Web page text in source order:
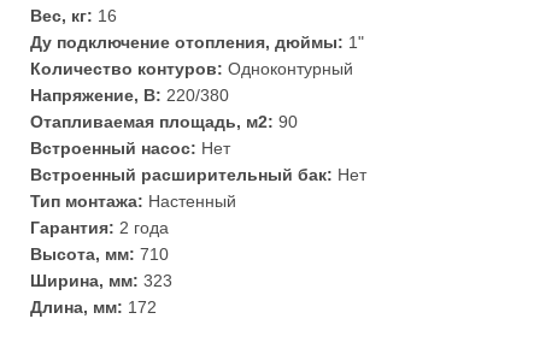
Вес, кг: 16
Ду подключение отопления, дюймы: 1"
Количество контуров: Одноконтурный
Напряжение, В: 220/380
Отапливаемая площадь, м2: 90
Встроенный насос: Нет
Встроенный расширительный бак: Нет
Тип монтажа: Настенный
Гарантия: 2 года
Высота, мм: 710
Ширина, мм: 323
Длина, мм: 172